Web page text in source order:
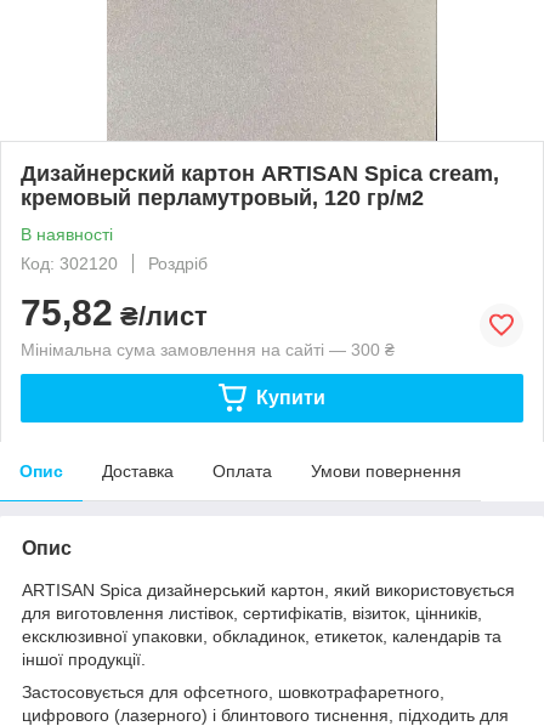
Дизайнерский картон ARTISAN Spica cream,
кремовый перламутровый, 120 гр/м2
В наявності
Код: 302120
Роздріб
75,82 ₴/лист
Мінімальна сума замовлення на сайті — 300 ₴
Купити
Опис Доставка Оплата Умови повернення
Опис
ARTISAN Spica дизайнерський картон, який використовується
для виготовлення листівок, сертифікатів, візиток, цінників,
ексклюзивної упаковки, обкладинок, етикеток, календарів та
іншої продукції.
Застосовується для офсетного, шовкотрафаретного,
цифрового (лазерного) і блинтового тиснення, підходить для